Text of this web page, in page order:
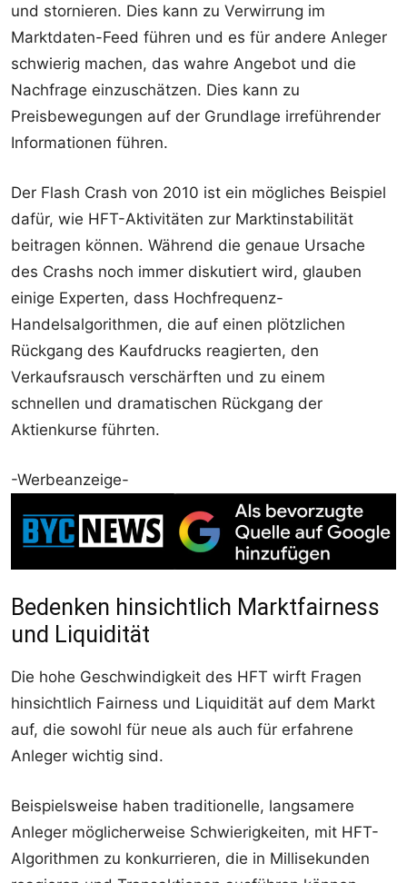
und stornieren. Dies kann zu Verwirrung im
Marktdaten-Feed führen und es für andere Anleger
schwierig machen, das wahre Angebot und die
Nachfrage einzuschätzen. Dies kann zu
Preisbewegungen auf der Grundlage irreführender
Informationen führen.
Der Flash Crash von 2010 ist ein mögliches Beispiel
dafür, wie HFT-Aktivitäten zur Marktinstabilität
beitragen können. Während die genaue Ursache
des Crashs noch immer diskutiert wird, glauben
einige Experten, dass Hochfrequenz-
Handelsalgorithmen, die auf einen plötzlichen
Rückgang des Kaufdrucks reagierten, den
Verkaufsrausch verschärften und zu einem
schnellen und dramatischen Rückgang der
Aktienkurse führten.
-Werbeanzeige-
Bedenken hinsichtlich Marktfairness
und Liquidität
Die hohe Geschwindigkeit des HFT wirft Fragen
hinsichtlich Fairness und Liquidität auf dem Markt
auf, die sowohl für neue als auch für erfahrene
Anleger wichtig sind.
Beispielsweise haben traditionelle, langsamere
Anleger möglicherweise Schwierigkeiten, mit HFT-
Algorithmen zu konkurrieren, die in Millisekunden